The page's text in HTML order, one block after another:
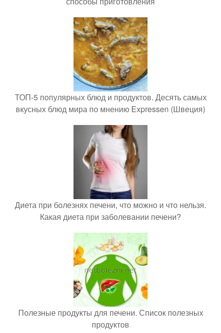
ТОП-5 популярных блюд и продуктов. Десять самых
вкусных блюд мира по мнению Expressen (Швеция)
Диета при болезнях печени, что можно и что нельзя.
Какая диета при заболевании печени?
Полезные продукты для печени. Список полезных
продуктов